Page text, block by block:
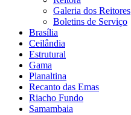
Galeria dos Reitores
Boletins de Serviço
Brasília
Ceilândia
Estrutural
Gama
Planaltina
Recanto das Emas
Riacho Fundo
Samambaia